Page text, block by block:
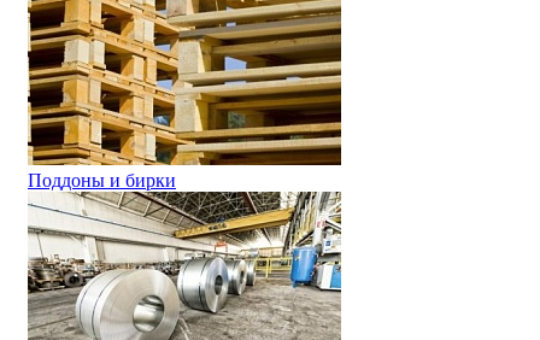
Поддоны и бирки